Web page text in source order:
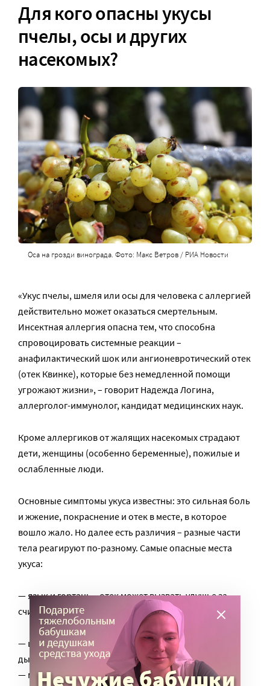
Для кого опасны укусы
пчелы, осы и других
насекомых?
Оса на грозди винограда. Фото: Макс Ветров / РИА Новости
«Укус пчелы, шмеля или осы для человека с аллергией
действительно может оказаться смертельным.
Инсектная аллергия опасна тем, что способна
спровоцировать системные реакции –
анафилактический шок или ангионевротический отек
(отек Квинке), которые без немедленной помощи
угрожают жизни», – говорит Надежда Логина,
аллерголог-иммунолог, кандидат медицинских наук.
Кроме аллергиков от жалящих насекомых страдают
дети, женщины (особенно беременные), пожилые и
ослабленные люди.
Основные симптомы укуса известны: это сильная боль
и жжение, покраснение и отек в месте, в которое
вошло жало. Но далее есть различия – разные части
тела реагируют по-разному. Самые опасные места
укуса:
— язык и гортань – отек может вызвать удушье за
считанные минуты;
— шея и лицо – быстрое распространение отека на
дыхательные пути;
— множественные укусы: если человека